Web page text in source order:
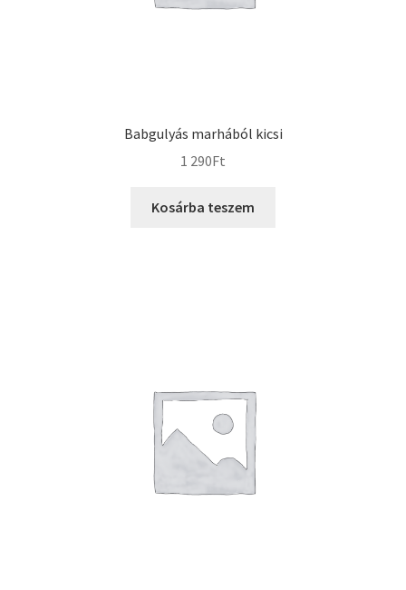
Babgulyás marhából kicsi
1 290Ft
Kosárba teszem